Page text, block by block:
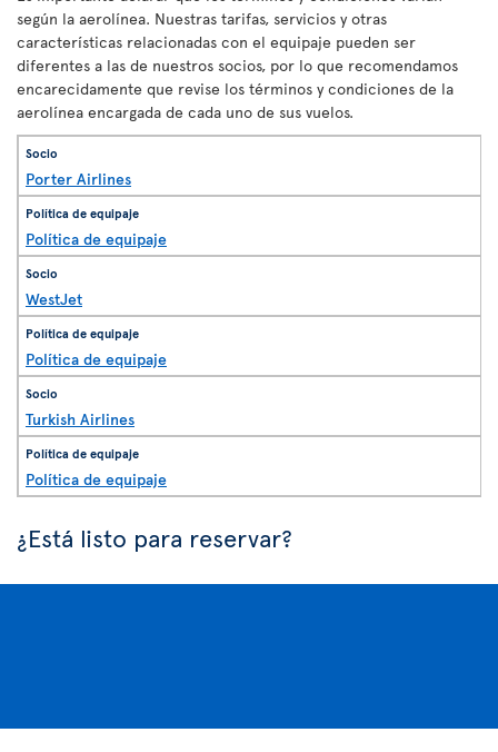
según la aerolínea. Nuestras tarifas, servicios y otras
características relacionadas con el equipaje pueden ser
diferentes a las de nuestros socios, por lo que recomendamos
encarecidamente que revise los términos y condiciones de la
aerolínea encargada de cada uno de sus vuelos.
Porter Airlines
Política de equipaje
WestJet
Política de equipaje
Turkish Airlines
Política de equipaje
¿Está listo para reservar?